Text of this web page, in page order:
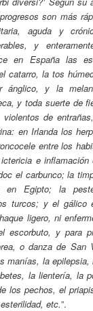
son más
aguda y
y
en España las
catarro, la tos
ánglico, y la
y toda suerte de
de
en Irlanda los
entre los
e inflamación
el carbunco; la
en Egipto; la
turcos; y el
ligero, ni
escorbuto, y para
o danza de San
manías, la epilepsia,
la lientería, la
los pechos, el
etc.”.